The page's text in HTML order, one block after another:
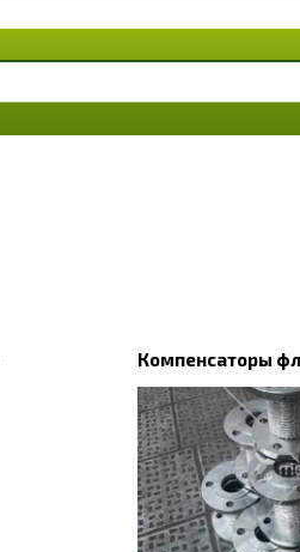
Компенсаторы